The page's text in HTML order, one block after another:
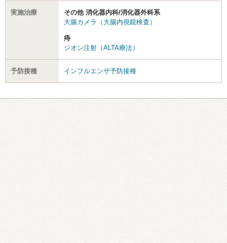
実施治療
その他 消化器内科/消化器外科系
大腸カメラ（大腸内視鏡検査）
痔
ジオン注射（ALTA療法）
予防接種 インフルエンザ予防接種